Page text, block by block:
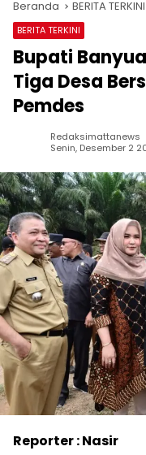
Beranda BERITA TERKINI
BERITA TERKINI
Bupati
Tiga Desa
Pemdes
Redaksimattanews
Senin, Desember 2
Reporter : Nasir